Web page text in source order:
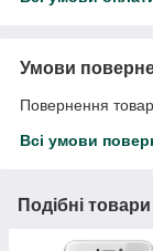
Умови
Повернення
Всі умови
Подібні